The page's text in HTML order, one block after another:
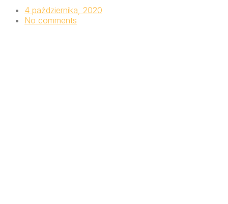
4 października, 2020
No comments